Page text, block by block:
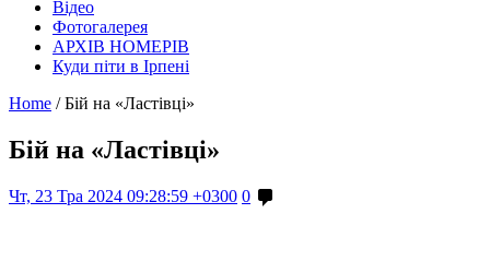
Відео
Фотогалерея
АРХІВ НОМЕРІВ
Куди піти в Ірпені
Home / Бій на «Ластівці»
Бій на «Ластівці»
Чт, 23 Тра 2024 09:28:59 +0300 0